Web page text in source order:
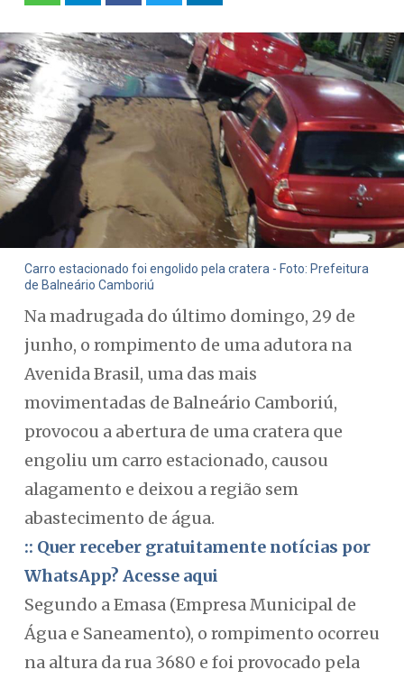
Carro estacionado foi engolido pela cratera - Foto: Prefeitura
de Balneário Camboriú
Na madrugada do último domingo, 29 de
junho, o rompimento de uma adutora na
Avenida Brasil, uma das mais
movimentadas de Balneário Camboriú,
provocou a abertura de uma cratera que
engoliu um carro estacionado, causou
alagamento e deixou a região sem
abastecimento de água.
:: Quer receber gratuitamente notícias por
WhatsApp? Acesse aqui
Segundo a Emasa (Empresa Municipal de
Água e Saneamento), o rompimento ocorreu
na altura da rua 3680 e foi provocado pela